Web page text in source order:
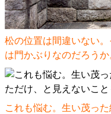
松の位置は間違いない
は門かぶりなのだろうか
これも悩む。生い茂っ